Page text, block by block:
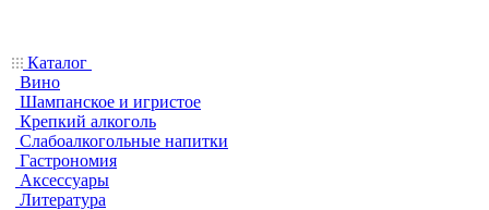
Каталог
Вино
Шампанское и игристое
Крепкий алкоголь
Слабоалкогольные напитки
Гастрономия
Аксессуары
Литература